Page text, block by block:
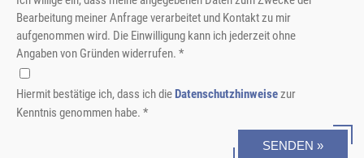
Bearbeitung meiner Anfrage verarbeitet und Kontakt zu mir
aufgenommen wird. Die Einwilligung kann ich jederzeit ohne
Angaben von Gründen widerrufen. *
Hiermit bestätige ich, dass ich dieDatenschutzhinweisezur
Kenntnis genommen habe. *
SENDEN »